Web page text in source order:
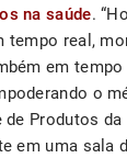
na saúde.
tempo real,
em
o
de Produtos
em uma sala